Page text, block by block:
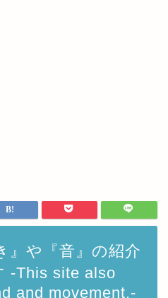
』や『音』の紹介
-This site also
and movement.-